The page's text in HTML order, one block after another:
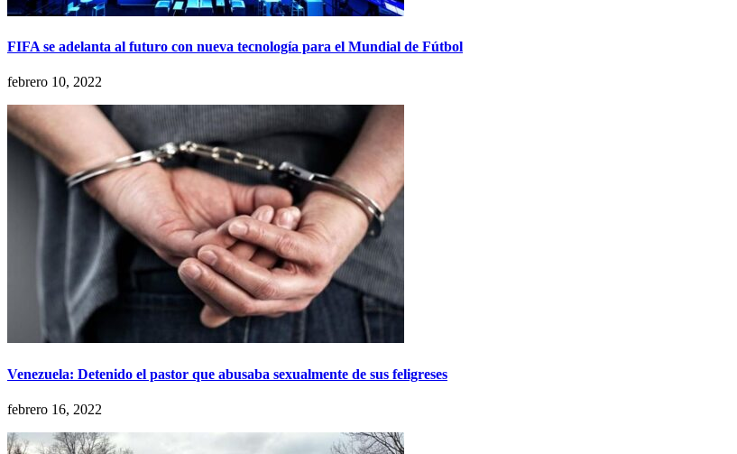
FIFA se adelanta al futuro con nueva tecnología para el Mundial de Fútbol
febrero 10, 2022
Venezuela: Detenido el pastor que abusaba sexualmente de sus feligreses
febrero 16, 2022